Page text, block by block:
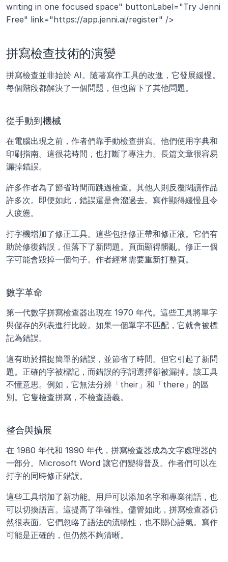
writing in one focused space" buttonLabel="Try Jenni
Free" link="https://app.jenni.ai/register" />
拼寫檢查技術的演變
拼寫檢查並非始於 AI。隨著寫作工具的改進，它發展緩慢。
每個階段都解決了一個問題，但也留下了其他問題。
從手動到機械
在電腦出現之前，作者們靠手動檢查拼寫。他們使用字典和
印刷指南。這很花時間，也打斷了專注力。長篇文章很容易
漏掉錯誤。
許多作者為了節省時間而跳過檢查。其他人則反覆閱讀作品
許多次。即便如此，錯誤還是會溜過去。寫作顯得緩慢且令
人疲憊。
打字機增加了修正工具。這些包括修正帶和修正液。它們有
助於修復錯誤，但落下了新問題。頁面顯得髒亂。修正一個
字可能會毀掉一個句子。作者經常需要重新打整頁。
數字革命
第一代數字拼寫檢查器出現在 1970 年代。這些工具將單字
與儲存的列表進行比較。如果一個單字不匹配，它就會被標
記為錯誤。
這有助於捕捉簡單的錯誤，並節省了時間。但它引起了新問
題。正確的字被標記，而錯誤的字詞選擇卻被漏掉。該工具
不懂意思。例如，它無法分辨「their」和「there」的區
別。它隻檢查拼寫，不檢查語義。
整合與擴展
在 1980 年代和 1990 年代，拼寫檢查器成為文字處理器的
一部分。Microsoft Word 讓它們變得普及。作者們可以在
打字的同時修正錯誤。
這些工具增加了新功能。用戶可以添加名字和專業術語，也
可以切換語言。這提高了準確性。儘管如此，拼寫檢查器仍
然很表面。它們忽略了語法的流暢性，也不關心語氣。寫作
可能是正確的，但仍然不夠清晰。